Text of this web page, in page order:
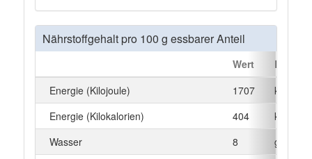
Nährstoffgehalt pro 100 g essbarer Anteil
Wert
Einheit
Energie (Kilojoule)
1707
kJ
Energie (Kilokalorien)
404
kcal
Wasser
8
g